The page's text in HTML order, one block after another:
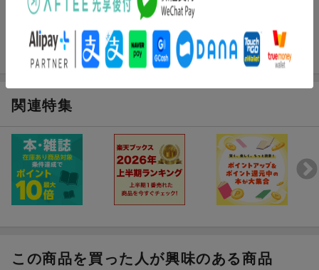
関連特集
この商品を買った人が興味のある商品